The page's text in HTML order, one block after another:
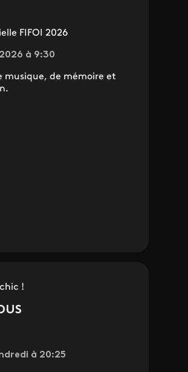
FIFOI 2026
à 9:30
musique, de mémoire et
!
à 20:25